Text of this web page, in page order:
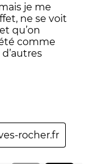
je me
ne se voit
qu’on
comme
rocher.fr